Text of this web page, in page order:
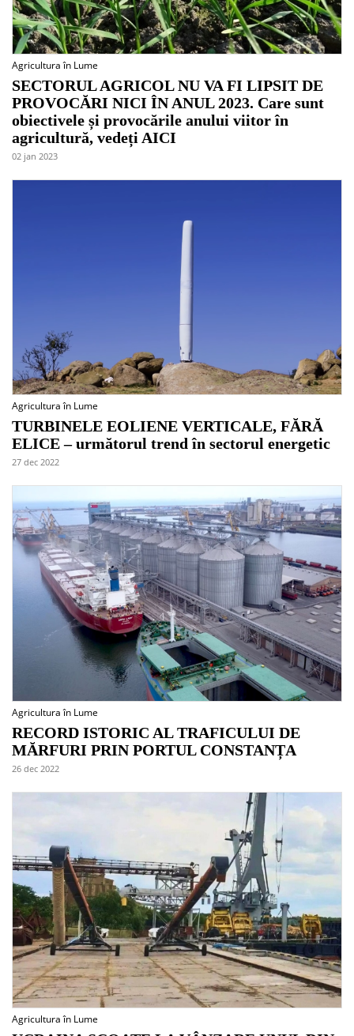
Agricultura în Lume
SECTORUL AGRICOL NU VA FI LIPSIT DE
PROVOCĂRI NICI ÎN ANUL 2023. Care sunt
obiectivele și provocările anului viitor în
agricultură, vedeți AICI
02 jan 2023
Agricultura în Lume
TURBINELE EOLIENE VERTICALE, FĂRĂ
ELICE – următorul trend în sectorul energetic
27 dec 2022
Agricultura în Lume
RECORD ISTORIC AL TRAFICULUI DE
MĂRFURI PRIN PORTUL CONSTANȚA
26 dec 2022
Agricultura în Lume